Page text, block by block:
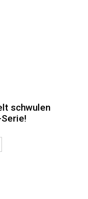
schwulen